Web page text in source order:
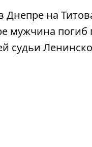
Днепре на
мужчина погиб
судьи